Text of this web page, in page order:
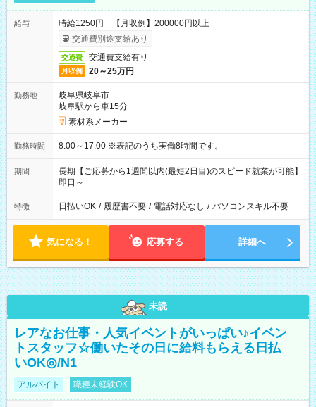
給与
時給1250円 【月収例】200000円以上
交通費別途支給あり
交通費 交通費支給有り
月収例 20～25万円
勤務地
岐阜県岐阜市
岐阜駅から車15分
素材系メーカー
勤務時間 8:00～17:00 ※表記のうち実働8時間です。
期間
長期【ご応募から1週間以内(最短2日目)のスピード就業が可能】
即日～
特徴 日払いOK / 履歴書不要 / 電話対応なし / パソコンスキル不要
気になる！ 応募する 詳細へ
未読
レアなお仕事・人気イベントがいっぱい♪イベン
トスタッフ☆働いたその日に給料もらえる日払
いOK◎/N1
アルバイト 職種未経験OK